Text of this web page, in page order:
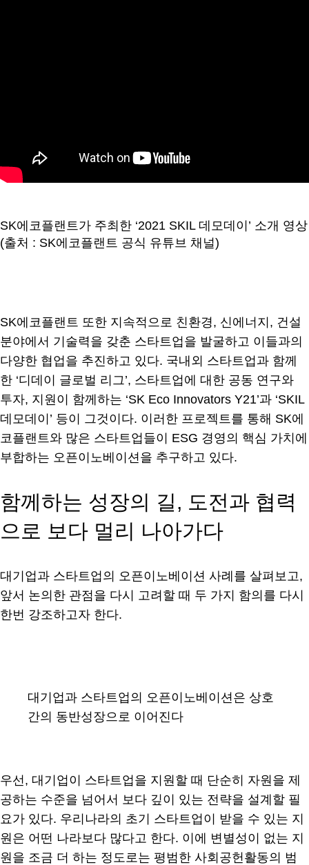
SK에코플랜트가 주최한 ‘2021 SKIL 데모데이’ 소개 영상
(출처 : SK에코플랜트 공식 유튜브 채널)
SK에코플랜트 또한 지속적으로 친환경, 신에너지, 건설
분야에서 기술력을 갖춘 스타트업을 발굴하고 이들과의
다양한 협업을 추진하고 있다. 국내외 스타트업과 함께
한 ‘디데이 글로벌 리그’, 스타트업에 대한 공동 연구와
투자, 지원이 함께하는 ‘SK Eco Innovators Y21’과 ‘SKIL
데모데이’ 등이 그것이다. 이러한 프로젝트를 통해 SK에
코플랜트와 많은 스타트업들이 ESG 경영의 핵심 가치에
부합하는 오픈이노베이션을 추구하고 있다.
함께하는 성장의 길, 도전과 협력
으로 보다 멀리 나아가다
대기업과 스타트업의 오픈이노베이션 사례를 살펴보고,
앞서 논의한 관점을 다시 고려할 때 두 가지 함의를 다시
한번 강조하고자 한다.
대기업과 스타트업의 오픈이노베이션은 상호
간의 동반성장으로 이어진다
우선, 대기업이 스타트업을 지원할 때 단순히 자원을 제
공하는 수준을 넘어서 보다 깊이 있는 전략을 설계할 필
요가 있다. 우리나라의 초기 스타트업이 받을 수 있는 지
원은 어떤 나라보다 많다고 한다. 이에 변별성이 없는 지
원을 조금 더 하는 정도로는 평범한 사회공헌활동의 범